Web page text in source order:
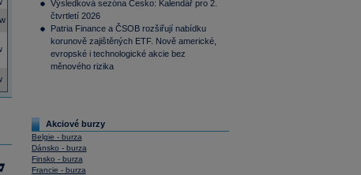
Výsledková sezóna Česko: Kalendář pro 2.
čtvrtletí 2026
Patria Finance a ČSOB rozšiřují nabídku
korunově zajištěných ETF. Nově americké,
evropské i technologické akcie bez
měnového rizika
Akciové burzy
Belgie - burza
Dánsko - burza
Finsko - burza
Francie - burza